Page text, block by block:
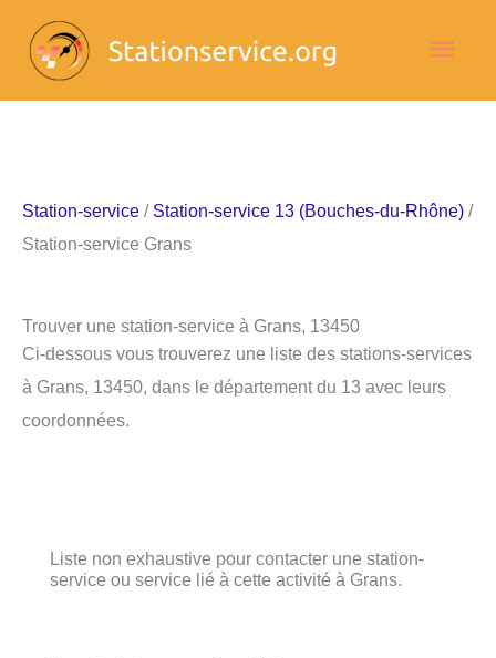
contenu
Station-service / Station-service 13 (Bouches-du-Rhône) /
Station-service Grans
Trouver une station-service à Grans, 13450
Ci-dessous vous trouverez une liste des stations-services
à Grans, 13450, dans le département du 13 avec leurs
coordonnées.
Liste non exhaustive pour contacter une station-
service ou service lié à cette activité à Grans.